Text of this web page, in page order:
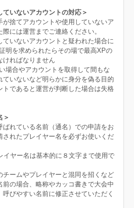
ていないアカウントの対応＞
が捨てアカウントや使用していないア
には運営までご連絡ください。
ていないアカウントと疑われた場合に
明を求められたらその場で最高XPの
ければなりません
場合やアカウントを取得して間もな
ていないなど明らかに身分を偽る目的
トであると運営が判断した場合は失格
＞
ばれている名前（通名）での申請をお
されたプレイヤー名を必ずお使いくだ
イヤー名は基本的に８文字まで使用で
チームやプレイヤーと混同を招くなど
の場合、略称やカッコ書きで大会中
びやすい名前に修正させていただく